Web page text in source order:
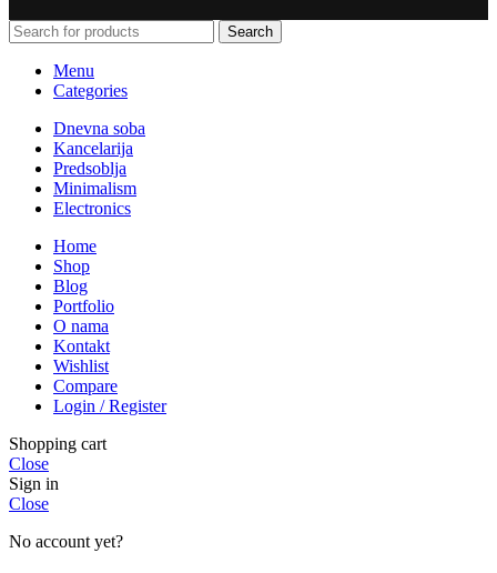
Search
Menu
Categories
Dnevna soba
Kancelarija
Predsoblja
Minimalism
Electronics
Home
Shop
Blog
Portfolio
O nama
Kontakt
Wishlist
Compare
Login / Register
Shopping cart
Close
Sign in
Close
No account yet?